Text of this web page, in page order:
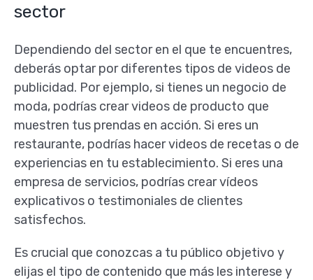
sector
Dependiendo del sector en el que te encuentres,
deberás optar por diferentes tipos de videos de
publicidad. Por ejemplo, si tienes un negocio de
moda, podrías crear videos de producto que
muestren tus prendas en acción. Si eres un
restaurante, podrías hacer videos de recetas o de
experiencias en tu establecimiento. Si eres una
empresa de servicios, podrías crear vídeos
explicativos o testimoniales de clientes
satisfechos.
Es crucial que conozcas a tu público objetivo y
elijas el tipo de contenido que más les interese y